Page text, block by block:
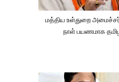
மத்திய உள்துறை
நாள் பயணமாக